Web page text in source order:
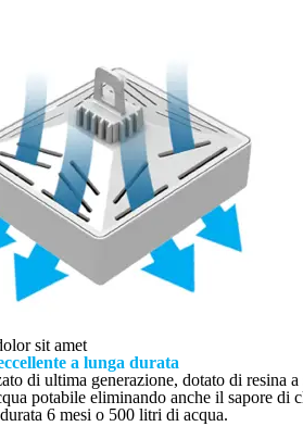
sit amet
a lunga durata
di ultima generazione, dotato di resina
potabile eliminando anche il sapore di
6 mesi o 500 litri di acqua.